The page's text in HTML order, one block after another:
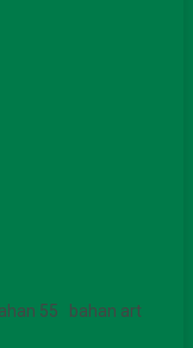
55 bahan art